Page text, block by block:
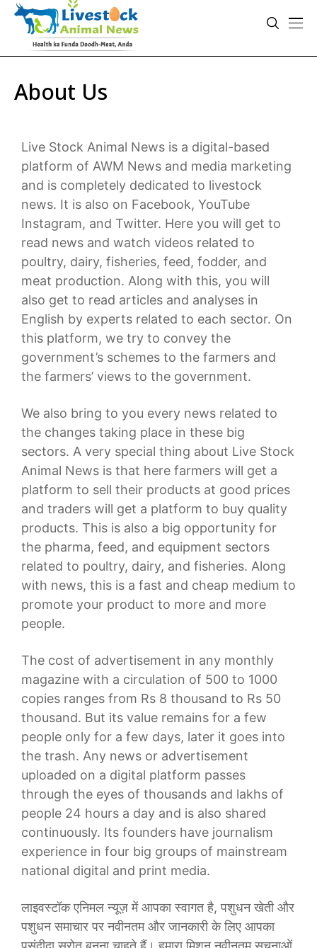
About Us
Live Stock Animal News is a digital-based
platform of AWM News and media marketing
and is completely dedicated to livestock
news. It is also on Facebook, YouTube
Instagram, and Twitter. Here you will get to
read news and watch videos related to
poultry, dairy, fisheries, feed, fodder, and
meat production. Along with this, you will
also get to read articles and analyses in
English by experts related to each sector. On
this platform, we try to convey the
government’s schemes to the farmers and
the farmers’ views to the government.
We also bring to you every news related to
the changes taking place in these big
sectors. A very special thing about Live Stock
Animal News is that here farmers will get a
platform to sell their products at good prices
and traders will get a platform to buy quality
products. This is also a big opportunity for
the pharma, feed, and equipment sectors
related to poultry, dairy, and fisheries. Along
with news, this is a fast and cheap medium to
promote your product to more and more
people.
The cost of advertisement in any monthly
magazine with a circulation of 500 to 1000
copies ranges from Rs 8 thousand to Rs 50
thousand. But its value remains for a few
people only for a few days, later it goes into
the trash. Any news or advertisement
uploaded on a digital platform passes
through the eyes of thousands and lakhs of
people 24 hours a day and is also shared
continuously. Its founders have journalism
experience in four big groups of mainstream
national digital and print media.
लाइवस्टॉक एनिमल न्यूज़ में आपका स्वागत है, पशुधन खेती और
पशुधन समाचार पर नवीनतम और जानकारी के लिए आपका